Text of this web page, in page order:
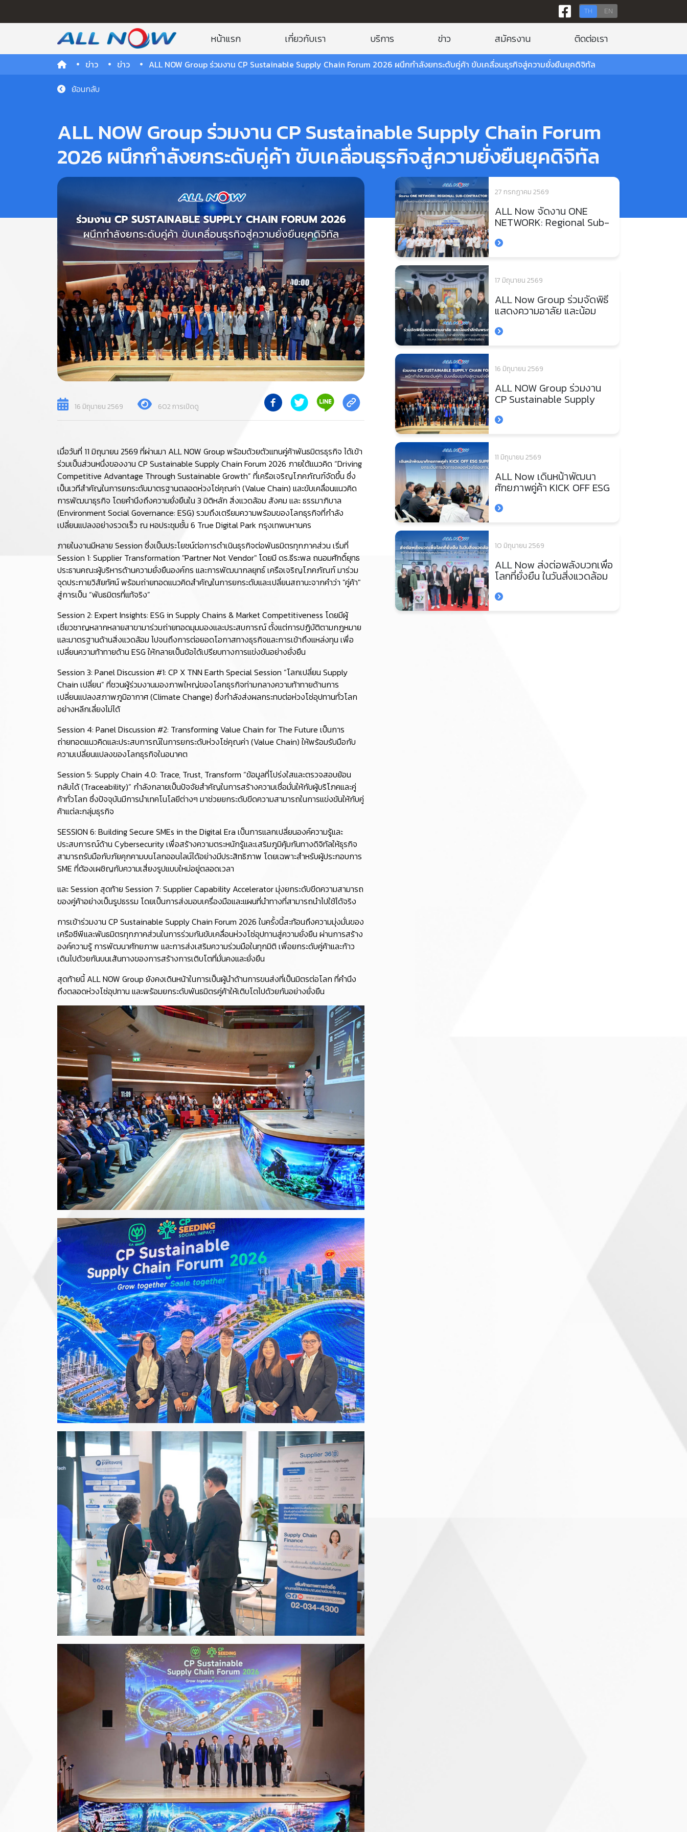
TH EN
หน้าแรก เกี่ยวกับเรา บริการ ข่าว สมัครงาน ติดต่อเรา
ข่าว ข่าว
ALL NOW Group ร่วมงาน CP Sustainable Supply Chain Forum 2026 ผนึกกำลังยกระดับคู่ค้า ขับเคลื่อนธุรกิจสู่ความยั่งยืนยุคดิจิทัล
ย้อนกลับ
ALL NOW Group ร่วมงาน CP Sustainable Supply Chain Forum
2026 ผนึกกำลังยกระดับคู่ค้า ขับเคลื่อนธุรกิจสู่ความยั่งยืนยุคดิจิทัล
16 มิถุนายน 2569 602 การเปิดดู
เมื่อวันที่ 11 มิถุนายน 2569 ที่ผ่านมา ALL NOW Group พร้อมด้วยตัวแทนคู่ค้าพันธมิตรธุรกิจ ได้เข้า
ร่วมเป็นส่วนหนึ่งของงาน CP Sustainable Supply Chain Forum 2026 ภายใต้แนวคิด “Driving
Competitive Advantage Through Sustainable Growth” ที่เครือเจริญโภคภัณฑ์จัดขึ้น ซึ่ง
เป็นเวทีสำคัญในการยกระดับมาตรฐานตลอดห่วงโซ่คุณค่า (Value Chain) และขับเคลื่อนแนวคิด
การพัฒนาธุรกิจ โดยคำนึงถึงความยั่งยืนใน 3 มิติหลัก สิ่งแวดล้อม สังคม และ ธรรมาภิบาล
(Environment Social Governance: ESG) รวมถึงเตรียมความพร้อมของโลกธุรกิจที่กำลัง
เปลี่ยนแปลงอย่างรวดเร็ว ณ หอประชุมชั้น 6 True Digital Park กรุงเทพมหานคร
ภายในงานมีหลาย Session ซึ่งเป็นประโยชน์ต่อการดำเนินธุรกิจต่อพันธมิตรทุกภาคส่วน เริ่มที่
Session 1: Supplier Transformation "Partner Not Vendor" โดยมี ดร.ธีระพล ถนอมศักดิ์ยุทธ
ประธานคณะผู้บริหารด้านความยั่งยืนองค์กร และการพัฒนากลยุทธ์ เครือเจริญโภคภัณฑ์ มาร่วม
จุดประกายวิสัยทัศน์ พร้อมถ่ายทอดแนวคิดสำคัญในการยกระดับและเปลี่ยนสถานะจากคำว่า "คู่ค้า"
สู่การเป็น “พันธมิตรที่แท้จริง”
Session 2: Expert Insights: ESG in Supply Chains & Market Competitiveness โดยมีผู้
เชี่ยวชาญหลากหลายสาขามาร่วมถ่ายทอดมุมมองและประสบการณ์ ตั้งแต่การปฏิบัติตามกฎหมาย
และมาตรฐานด้านสิ่งแวดล้อม ไปจนถึงการต่อยอดโอกาสทางธุรกิจและการเข้าถึงแหล่งทุน เพื่อ
เปลี่ยนความท้าทายด้าน ESG ให้กลายเป็นข้อได้เปรียบทางการแข่งขันอย่างยั่งยืน
Session 3: Panel Discussion #1: CP X TNN Earth Special Session “โลกเปลี่ยน Supply
Chain เปลี่ยน” ที่ชวนผู้ร่วมงานมองภาพใหญ่ของโลกธุรกิจท่ามกลางความท้าทายด้านการ
เปลี่ยนแปลงสภาพภูมิอากาศ (Climate Change) ซึ่งกำลังส่งผลกระทบต่อห่วงโซ่อุปทานทั่วโลก
อย่างหลีกเลี่ยงไม่ได้
Session 4: Panel Discussion #2: Transforming Value Chain for The Future เป็นการ
ถ่ายทอดแนวคิดและประสบการณ์ในการยกระดับห่วงโซ่คุณค่า (Value Chain) ให้พร้อมรับมือกับ
ความเปลี่ยนแปลงของโลกธุรกิจในอนาคต
Session 5: Supply Chain 4.0: Trace, Trust, Transform “ข้อมูลที่โปร่งใสและตรวจสอบย้อน
กลับได้ (Traceability)” กำลังกลายเป็นปัจจัยสำคัญในการสร้างความเชื่อมั่นให้กับผู้บริโภคและคู่
ค้าทั่วโลก ซึ่งปัจจุบันมีการนำเทคโนโลยีต่างๆ มาช่วยยกระดับขีดความสามารถในการแข่งขันให้กับคู่
ค้าแต่ละกลุ่มธุรกิจ
SESSION 6: Building Secure SMEs in the Digital Era เป็นการแลกเปลี่ยนองค์ความรู้และ
ประสบการณ์ด้าน Cybersecurity เพื่อสร้างความตระหนักรู้และเสริมภูมิคุ้มกันทางดิจิทัลให้ธุรกิจ
สามารถรับมือกับภัยคุกคามบนโลกออนไลน์ได้อย่างมีประสิทธิภาพ โดยเฉพาะสำหรับผู้ประกอบการ
SME ที่ต้องเผชิญกับความเสี่ยงรูปแบบใหม่อยู่ตลอดเวลา
และ Session สุดท้าย Session 7: Supplier Capability Accelerator มุ่งยกระดับขีดความสามารถ
ของคู่ค้าอย่างเป็นรูปธรรม โดยเป็นการส่งมอบเครื่องมือและแผนที่นำทางที่สามารถนำไปใช้ได้จริง
การเข้าร่วมงาน CP Sustainable Supply Chain Forum 2026 ในครั้งนี้สะท้อนถึงความมุ่งมั่นของ
เครือซีพีและพันธมิตรทุกภาคส่วนในการร่วมกันขับเคลื่อนห่วงโซ่อุปทานสู่ความยั่งยืน ผ่านการสร้าง
องค์ความรู้ การพัฒนาศักยภาพ และการส่งเสริมความร่วมมือในทุกมิติ เพื่อยกระดับคู่ค้าและก้าว
เดินไปด้วยกันบนเส้นทางของการสร้างการเติบโตที่มั่นคงและยั่งยืน
สุดท้ายนี้ ALL NOW Group ยังคงเดินหน้าในการเป็นผู้นำด้านการขนส่งที่เป็นมิตรต่อโลก ที่คำนึง
ถึงตลอดห่วงโซ่อุปทาน และพร้อมยกระดับพันธมิตรคู่ค้าให้เติบโตไปด้วยกันอย่างยั่งยืน
27 กรกฏาคม 2569
ALL Now จัดงาน ONE
NETWORK: Regional Sub-
เสริมความร่วมมือพันธมิตร
17 มิถุนายน 2569
ALL Now Group ร่วมจัดพิธี
แสดงความอาลัย และน้อม
สมเด็จพระเจ้าลูกเธอ เจ้าฟ้า
พัชร มหาวัชรราชธิดา
16 มิถุนายน 2569
ALL NOW Group ร่วมงาน
CP Sustainable Supply
กำลังยกระดับคู่ค้า ขับเคลื่อน
11 มิถุนายน 2569
ALL Now เดินหน้าพัฒนา
ศักยภาพคู่ค้า KICK OFF ESG
SUPPLIER AUDIT ยกระดับ
การจัดการตลอดห่วงโซ่
10 มิถุนายน 2569
ALL Now ส่งต่อพลังบวกเพื่อ
โลกที่ยั่งยืน ในวันสิ่งแวดล้อม
พันธมิตรสนับสนุนโครงการ